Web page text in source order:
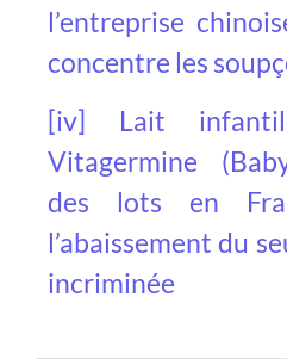
l’entreprise
concentre les
[iv]
Lait
Vitagermine
des lots en
l’abaissement du
incriminée